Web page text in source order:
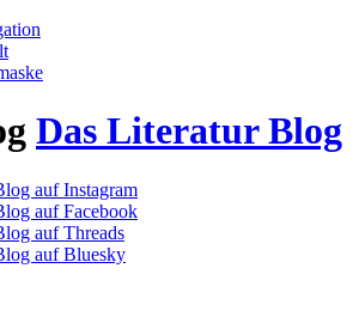
Das Literatur Blog
auf Instagram
auf Facebook
auf Threads
auf Bluesky